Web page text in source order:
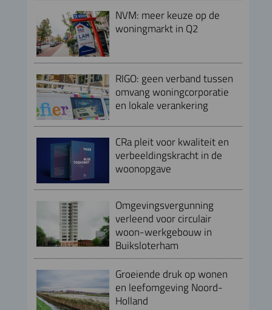
NVM: meer keuze op de
woningmarkt in Q2
RIGO: geen verband tussen
omvang woningcorporatie
en lokale verankering
CRa pleit voor kwaliteit en
verbeeldingskracht in de
woonopgave
Omgevingsvergunning
verleend voor circulair
woon-werkgebouw in
Buiksloterham
Groeiende druk op wonen
en leefomgeving Noord-
Holland